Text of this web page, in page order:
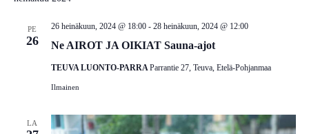
PE
26 Ne AIROT JA OIKIAT Sauna-ajot
26 heinäkuun, 2024 @ 18:00- 28 heinäkuun, 2024 @ 12:00
TEUVA LUONTO-PARRAParrantie 27, Teuva, Etelä-Pohjanmaa
Ilmainen
LA